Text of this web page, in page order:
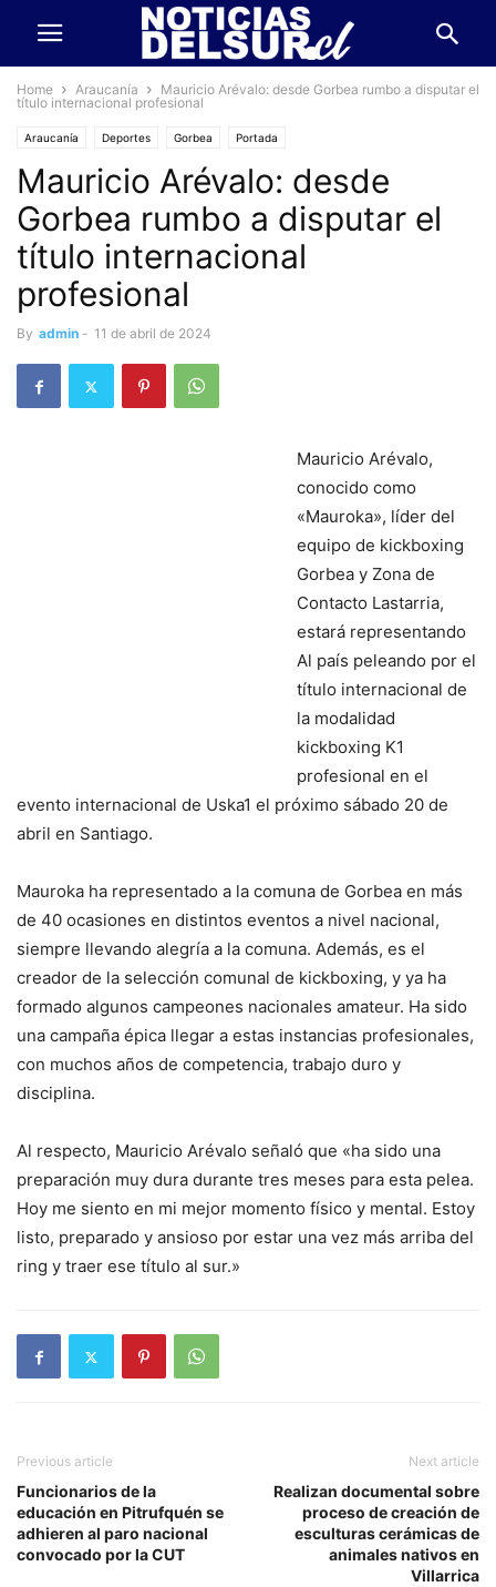
Home Araucanía
Mauricio Arévalo: desde Gorbea rumbo a disputar el
título internacional profesional
Araucanía Deportes Gorbea Portada
Mauricio Arévalo: desde
Gorbea rumbo a disputar el
título internacional
profesional
By admin - 11 de abril de 2024
Mauricio Arévalo,
conocido como
«Mauroka», líder del
equipo de kickboxing
Gorbea y Zona de
Contacto Lastarria,
estará representando
Al país peleando por el
título internacional de
la modalidad
kickboxing K1
profesional en el
evento internacional de Uska1 el próximo sábado 20 de
abril en Santiago.
Mauroka ha representado a la comuna de Gorbea en más
de 40 ocasiones en distintos eventos a nivel nacional,
siempre llevando alegría a la comuna. Además, es el
creador de la selección comunal de kickboxing, y ya ha
formado algunos campeones nacionales amateur. Ha sido
una campaña épica llegar a estas instancias profesionales,
con muchos años de competencia, trabajo duro y
disciplina.
Al respecto, Mauricio Arévalo señaló que «ha sido una
preparación muy dura durante tres meses para esta pelea.
Hoy me siento en mi mejor momento físico y mental. Estoy
listo, preparado y ansioso por estar una vez más arriba del
ring y traer ese título al sur.»
Previous article
Funcionarios de la
educación en Pitrufquén se
adhieren al paro nacional
convocado por la CUT
Next article
Realizan documental sobre
proceso de creación de
esculturas cerámicas de
animales nativos en
Villarrica